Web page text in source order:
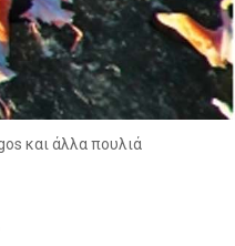
και άλλα πουλιά